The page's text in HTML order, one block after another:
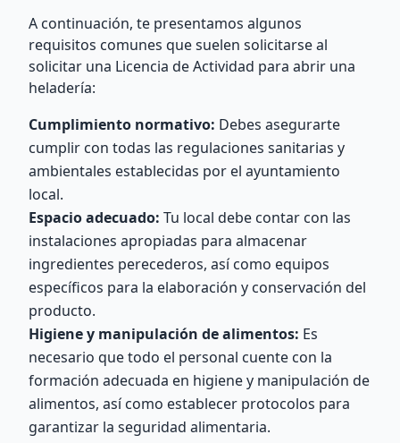
A continuación, te presentamos algunos
requisitos comunes que suelen solicitarse al
solicitar una Licencia de Actividad para abrir una
heladería:
Cumplimiento normativo: Debes asegurarte
cumplir con todas las regulaciones sanitarias y
ambientales establecidas por el ayuntamiento
local.
Espacio adecuado: Tu local debe contar con las
instalaciones apropiadas para almacenar
ingredientes perecederos, así como equipos
específicos para la elaboración y conservación del
producto.
Higiene y manipulación de alimentos: Es
necesario que todo el personal cuente con la
formación adecuada en higiene y manipulación de
alimentos, así como establecer protocolos para
garantizar la seguridad alimentaria.